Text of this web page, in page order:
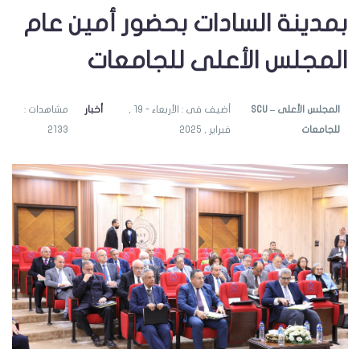
بمدينة السادات بحضور أمين عام
المجلس الأعلى للجامعات
SCU – المجلس الأعلى
للجامعات فبراير , 2025
أخبار مشاهدات :
2133